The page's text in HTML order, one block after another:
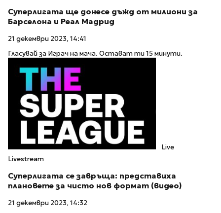
Суперлигата ще донесе дъжд от милиони за
Барселона и Реал Мадрид
21 декември 2023, 14:41
Гласувай за Играч на мача. Остават ти 15 минути.
Live
Livestream
Суперлигата се завръща: представиха
плановете за чисто нов формат (видео)
21 декември 2023, 14:32